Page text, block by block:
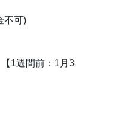
不可)
1週間前：1月3